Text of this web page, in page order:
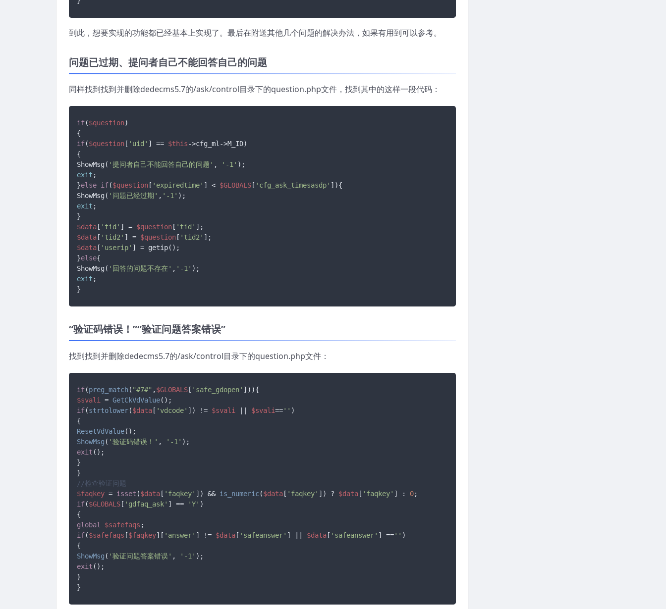
到此，想要实现的功能都已经基本上实现了。最后在附送其他几个问题的解决办法，如果有用到可以参考。
问题已过期、提问者自己不能回答自己的问题
同样找到找到并删除dedecms5.7的/ask/control目录下的question.php文件，找到其中的这样一段代码：
if($question)
if($question[ 'uid' ] == $this->cfg_ml->M_ID)
{
ShowMsg( '提问者自己不能回答自己的问题' , '-1'
exit ;
}else if($question[ 'expiredtime' ] < $GLOBALS[ 'cfg_ask_timesasdp' ]){
ShowMsg( '问题已经过期' , '-1'
exit ;
$data[ 'tid' ] = $question[ 'tid'
$data[ 'tid2' ] = $question[ 'tid2'
$data[ 'userip' ] = getip();
}else{
ShowMsg( '回答的问题不存在' , '-1'
exit ;
}
“验证码错误！”“验证问题答案错误”
找到找到并删除dedecms5.7的/ask/control目录下的question.php文件：
if(preg_match( "#7#" ,$GLOBALS[ 'safe_gdopen'
$svali
= GetCkVdValue
if(strtolower($data[ 'vdcode' ]) != $svali || $svali=='' )
ResetVdValue
ShowMsg ( '验证码错误！' , '-1'
exit ();
}
//检查验证问题
$faqkey = isset ($data[ 'faqkey' ]) && is_numeric($data[ 'faqkey' ]) ? $data[ 'faqkey' ] : 0
if($GLOBALS[ 'gdfaq_ask' ] == 'Y' )
global
$safefaqs
if($safefaqs [$faqkey][ 'answer' ] != $data[ 'safeanswer' ] || $data[ 'safeanswer' ] =='' )
ShowMsg ( '验证问题答案错误' , '-1'
exit ();
}
}